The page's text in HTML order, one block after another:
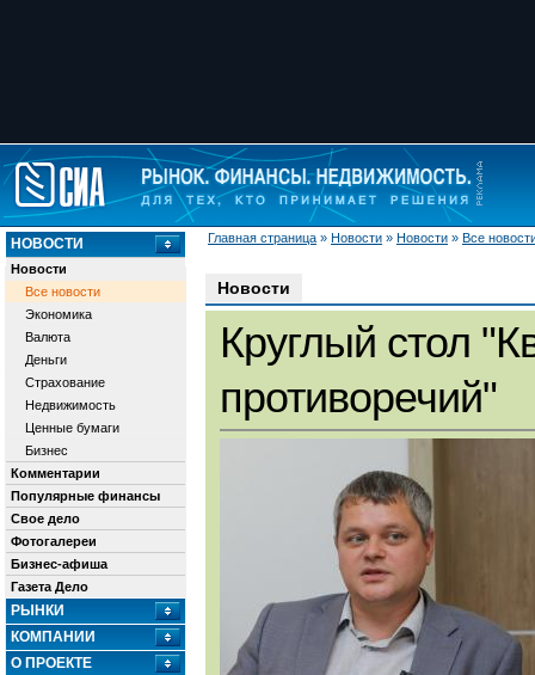
Главная страница » Новости » Новости » Все
НОВОСТИ
Новости
Все новости
Экономика
Валюта
Деньги
Страхование
Недвижимость
Ценные бумаги
Бизнес
Комментарии
Популярные финансы
Свое дело
Фотогалереи
Бизнес-афиша
Газета Дело
РЫНКИ
КОМПАНИИ
О ПРОЕКТЕ
Новости
Круглый стол
противоречий"